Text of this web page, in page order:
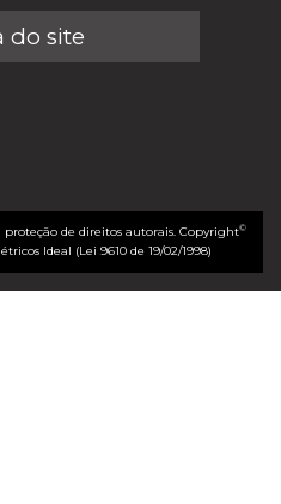
do site
de direitos autorais. Copyright©
Ideal (Lei 9610 de 19/02/1998)